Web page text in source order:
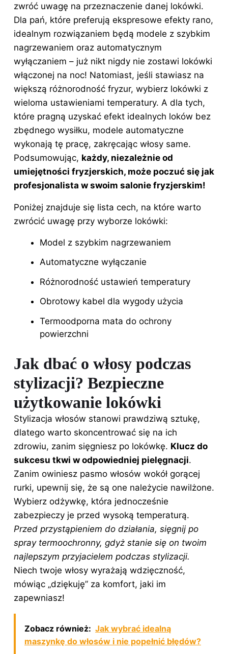
zwróć uwagę na przeznaczenie danej lokówki.
Dla pań, które preferują ekspresowe efekty rano,
idealnym rozwiązaniem będą modele z szybkim
nagrzewaniem oraz automatycznym
wyłączaniem – już nikt nigdy nie zostawi lokówki
włączonej na noc! Natomiast, jeśli stawiasz na
większą różnorodność fryzur, wybierz lokówki z
wieloma ustawieniami temperatury. A dla tych,
które pragną uzyskać efekt idealnych loków bez
zbędnego wysiłku, modele automatyczne
wykonają tę pracę, zakręcając włosy same.
Podsumowując, każdy, niezależnie od
umiejętności fryzjerskich, może poczuć się jak
profesjonalista w swoim salonie fryzjerskim!
Poniżej znajduje się lista cech, na które warto
zwrócić uwagę przy wyborze lokówki:
Model z szybkim nagrzewaniem
Automatyczne wyłączanie
Różnorodność ustawień temperatury
Obrotowy kabel dla wygody użycia
Termoodporna mata do ochrony
powierzchni
Jak dbać o włosy podczas
stylizacji? Bezpieczne
użytkowanie lokówki
Stylizacja włosów stanowi prawdziwą sztukę,
dlatego warto skoncentrować się na ich
zdrowiu, zanim sięgniesz po lokówkę. Klucz do
sukcesu tkwi w odpowiedniej pielęgnacji.
Zanim owiniesz pasmo włosów wokół gorącej
rurki, upewnij się, że są one należycie nawilżone.
Wybierz odżywkę, która jednocześnie
zabezpieczy je przed wysoką temperaturą.
Przed przystąpieniem do działania, sięgnij po
spray termoochronny, gdyż stanie się on twoim
najlepszym przyjacielem podczas stylizacji.
Niech twoje włosy wyrażają wdzięczność,
mówiąc „dziękuję” za komfort, jaki im
zapewniasz!
Zobacz również: Jak wybrać idealną
maszynkę do włosów i nie popełnić błędów?